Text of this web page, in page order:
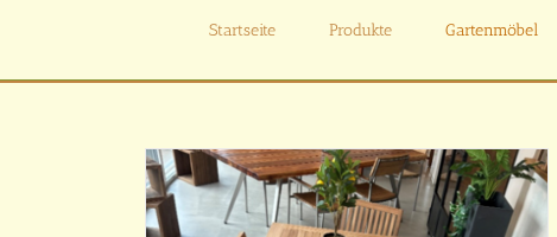
Startseite Produkte Gartenmöbel